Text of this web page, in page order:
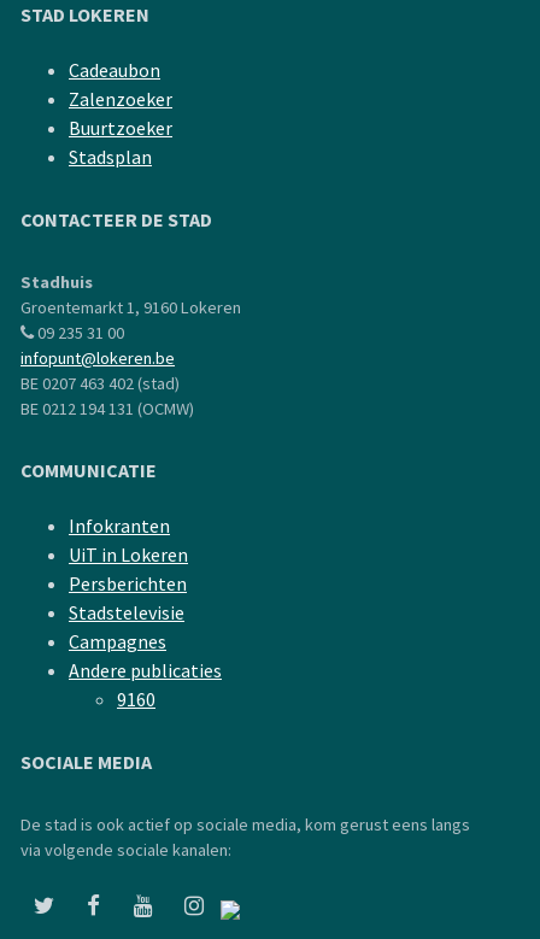
STAD LOKEREN
Cadeaubon
Zalenzoeker
Buurtzoeker
Stadsplan
CONTACTEER DE STAD
Stadhuis
Groentemarkt 1, 9160 Lokeren
09 235 31 00
infopunt@lokeren.be
BE 0207 463 402 (stad)
BE 0212 194 131 (OCMW)
COMMUNICATIE
Infokranten
UiT in Lokeren
Persberichten
Stadstelevisie
Campagnes
Andere publicaties
9160
SOCIALE MEDIA
De stad is ook actief op sociale media, kom gerust eens langs
via volgende sociale kanalen: